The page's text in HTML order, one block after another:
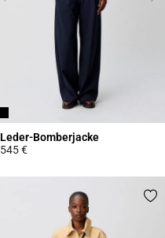
Leder-Bomberjacke
545 €